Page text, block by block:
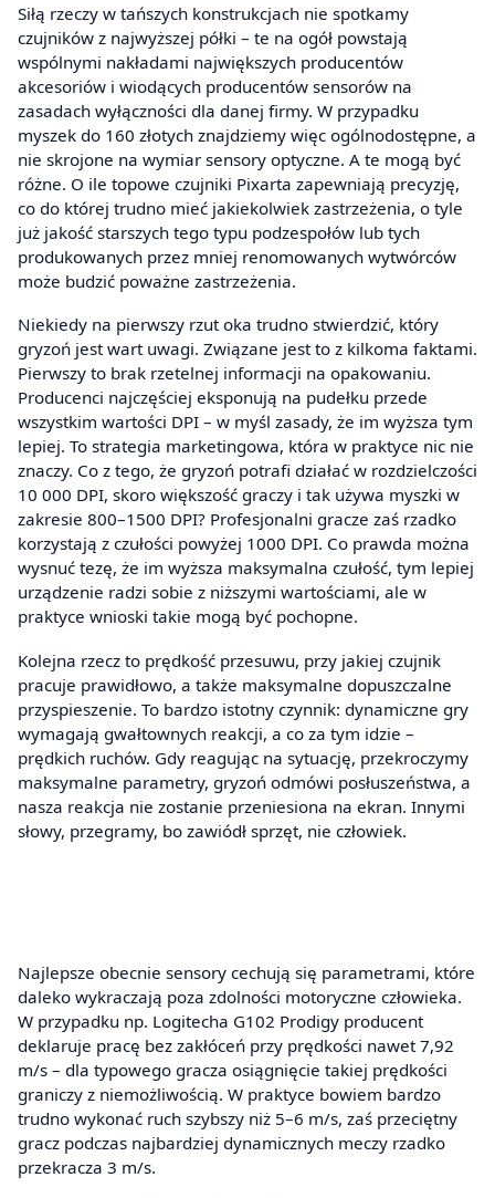
Siłą rzeczy w tańszych konstrukcjach nie spotkamy
czujników z najwyższej półki – te na ogół powstają
wspólnymi nakładami największych producentów
akcesoriów i wiodących producentów sensorów na
zasadach wyłączności dla danej firmy. W przypadku
myszek do 160 złotych znajdziemy więc ogólnodostępne, a
nie skrojone na wymiar sensory optyczne. A te mogą być
różne. O ile topowe czujniki Pixarta zapewniają precyzję,
co do której trudno mieć jakiekolwiek zastrzeżenia, o tyle
już jakość starszych tego typu podzespołów lub tych
produkowanych przez mniej renomowanych wytwórców
może budzić poważne zastrzeżenia.
Niekiedy na pierwszy rzut oka trudno stwierdzić, który
gryzoń jest wart uwagi. Związane jest to z kilkoma faktami.
Pierwszy to brak rzetelnej informacji na opakowaniu.
Producenci najczęściej eksponują na pudełku przede
wszystkim wartości DPI – w myśl zasady, że im wyższa tym
lepiej. To strategia marketingowa, która w praktyce nic nie
znaczy. Co z tego, że gryzoń potrafi działać w rozdzielczości
10 000 DPI, skoro większość graczy i tak używa myszki w
zakresie 800–1500 DPI? Profesjonalni gracze zaś rzadko
korzystają z czułości powyżej 1000 DPI. Co prawda można
wysnuć tezę, że im wyższa maksymalna czułość, tym lepiej
urządzenie radzi sobie z niższymi wartościami, ale w
praktyce wnioski takie mogą być pochopne.
Kolejna rzecz to prędkość przesuwu, przy jakiej czujnik
pracuje prawidłowo, a także maksymalne dopuszczalne
przyspieszenie. To bardzo istotny czynnik: dynamiczne gry
wymagają gwałtownych reakcji, a co za tym idzie –
prędkich ruchów. Gdy reagując na sytuację, przekroczymy
maksymalne parametry, gryzoń odmówi posłuszeństwa, a
nasza reakcja nie zostanie przeniesiona na ekran. Innymi
słowy, przegramy, bo zawiódł sprzęt, nie człowiek.
Najlepsze obecnie sensory cechują się parametrami, które
daleko wykraczają poza zdolności motoryczne człowieka.
W przypadku np. Logitecha G102 Prodigy producent
deklaruje pracę bez zakłóceń przy prędkości nawet 7,92
m/s – dla typowego gracza osiągnięcie takiej prędkości
graniczy z niemożliwością. W praktyce bowiem bardzo
trudno wykonać ruch szybszy niż 5–6 m/s, zaś przeciętny
gracz podczas najbardziej dynamicznych meczy rzadko
przekracza 3 m/s.